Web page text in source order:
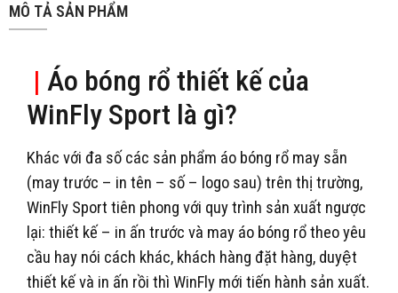
MÔ TẢ SẢN PHẨM
| Áo bóng rổ thiết kế của
WinFly Sport là gì?
Khác với đa số các sản phẩm áo bóng rổ may sẵn
(may trước – in tên – số – logo sau) trên thị trường,
WinFly Sport tiên phong với quy trình sản xuất ngược
lại: thiết kế – in ấn trước và may áo bóng rổ theo yêu
cầu hay nói cách khác, khách hàng đặt hàng, duyệt
thiết kế và in ấn rồi thì WinFly mới tiến hành sản xuất.